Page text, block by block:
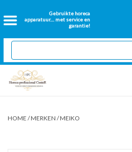
Gebruikte horeca
apparatuur.... met service en
garantie!
Home
2dehands Horeca
Nieuwe apparatuur
HOME /MERKEN /MEIKO